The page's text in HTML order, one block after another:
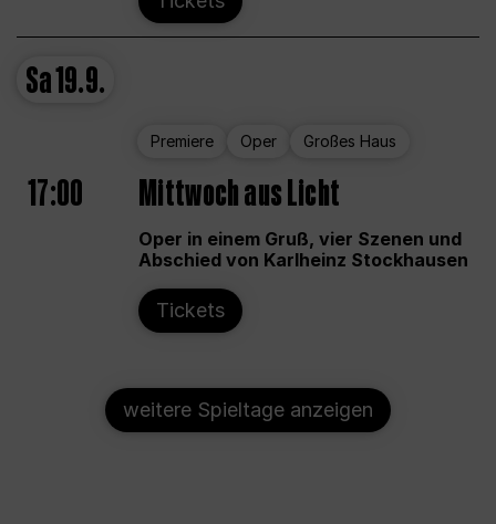
Sa19.9.
Premiere Oper Großes Haus
17:00 Mittwoch aus Licht
Oper in einem Gruß, vier Szenen und
Abschied von Karlheinz Stockhausen
Tickets
weitere Spieltage anzeigen